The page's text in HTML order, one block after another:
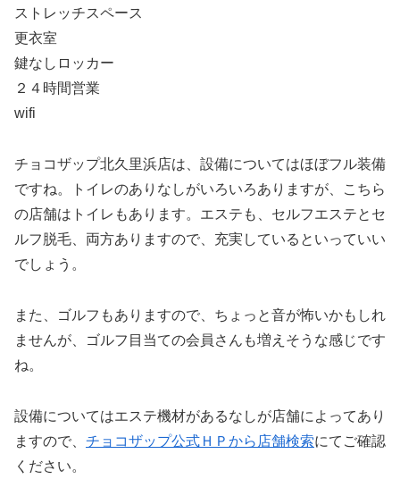
ストレッチスペース
更衣室
鍵なしロッカー
２４時間営業
wifi
チョコザップ北久里浜店は、設備についてはほぼフル装備
ですね。トイレのありなしがいろいろありますが、こちら
の店舗はトイレもあります。エステも、セルフエステとセ
ルフ脱毛、両方ありますので、充実しているといっていい
でしょう。
また、ゴルフもありますので、ちょっと音が怖いかもしれ
ませんが、ゴルフ目当ての会員さんも増えそうな感じです
ね。
設備についてはエステ機材があるなしが店舗によってあり
ますので、 チョコザップ公式ＨＰから店舗検索にてご確認
ください。